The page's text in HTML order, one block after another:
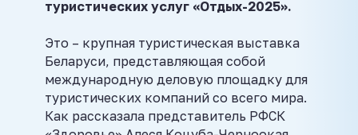
туристических услуг «Отдых-2025».
Это – крупная туристическая выставка
Беларуси, представляющая собой
международную деловую площадку для
туристических компаний со всего мира.
Как рассказала представитель РФСК